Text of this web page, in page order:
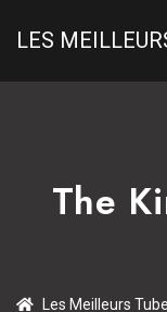
LES
The
Les Meilleurs